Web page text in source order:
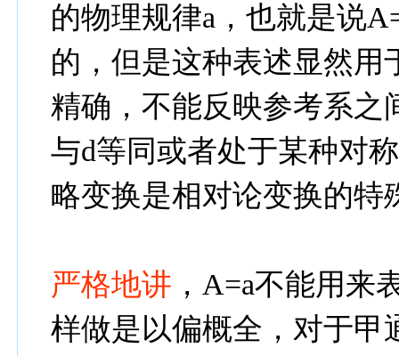
的物理规律a，也就是说
的，但是这种表述显然用
精确，不能反映参考系之
与d等同或者处于某种对
略变换是相对论变换的特
严格地讲 ，A=a不能用来
样做是以偏概全，对于甲